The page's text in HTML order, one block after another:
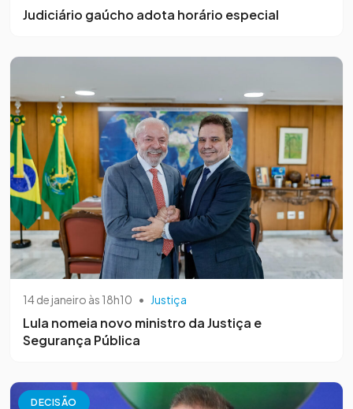
Judiciário gaúcho adota horário especial
14 de janeiro às 18h10 • Justiça
Lula nomeia novo ministro da Justiça e
Segurança Pública
DECISÃO